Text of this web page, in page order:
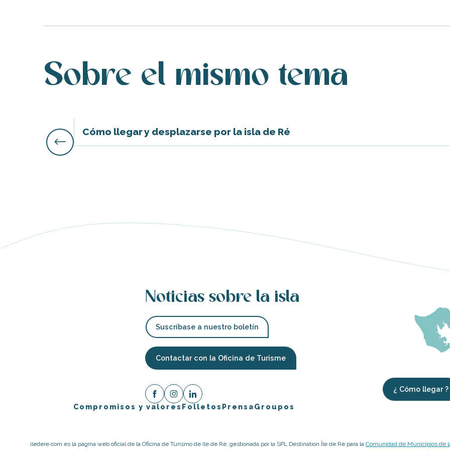
Sobre el mismo tema
Cómo llegar y desplazarse por la isla de Ré
Noticias sobre la isla
Suscríbase a nuestro boletín
Contactar con la Oficina de Turisme
Compromisos y valores Folletos PrensaGroupos
¿ Cómo llegar ?
iledere.com es la página web oficial de la Oficina de Turismo de Ile de Ré, gestionada por la SPL Destination Île de Ré para la Comunidad de Municipios de